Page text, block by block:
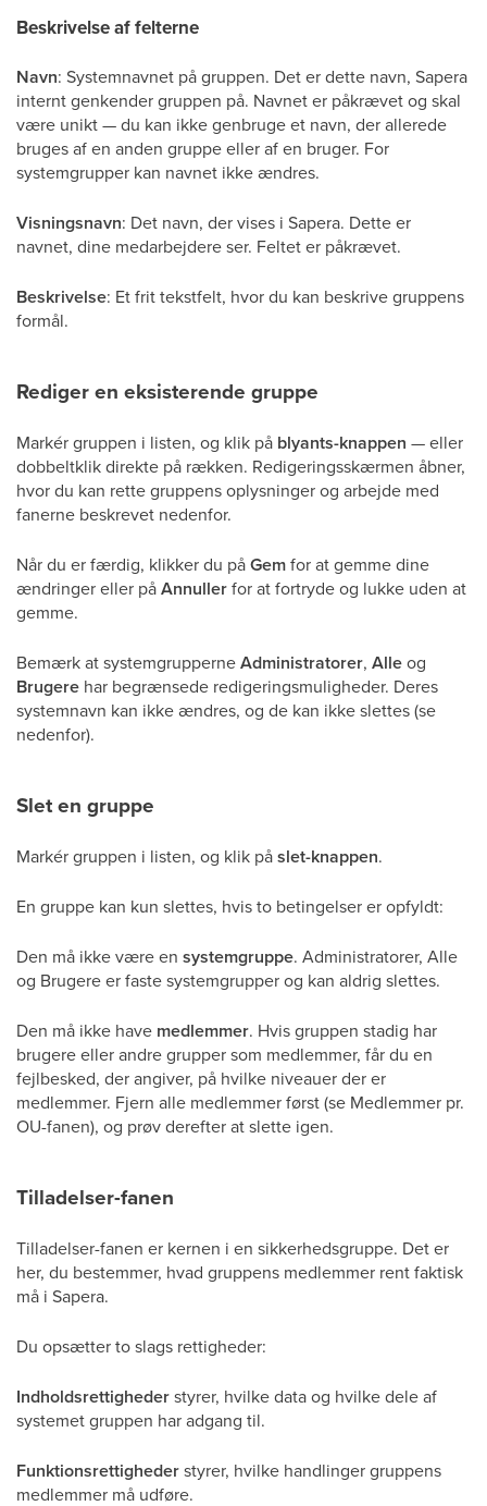
Beskrivelse af felterne
Navn: Systemnavnet på gruppen. Det er dette navn, Sapera
internt genkender gruppen på. Navnet er påkrævet og skal
være unikt — du kan ikke genbruge et navn, der allerede
bruges af en anden gruppe eller af en bruger. For
systemgrupper kan navnet ikke ændres.
Visningsnavn: Det navn, der vises i Sapera. Dette er
navnet, dine medarbejdere ser. Feltet er påkrævet.
Beskrivelse: Et frit tekstfelt, hvor du kan beskrive gruppens
formål.
Rediger en eksisterende gruppe
Markér gruppen i listen, og klik på blyants-knappen — eller
dobbeltklik direkte på rækken. Redigeringsskærmen åbner,
hvor du kan rette gruppens oplysninger og arbejde med
fanerne beskrevet nedenfor.
Når du er færdig, klikker du påGemfor at gemme dine
ændringer eller påAnnullerfor at fortryde og lukke uden at
gemme.
Bemærk at systemgrupperneAdministratorer, Alleog
Brugere har begrænsede redigeringsmuligheder. Deres
systemnavn kan ikke ændres, og de kan ikke slettes (se
nedenfor).
Slet en gruppe
Markér gruppen i listen, og klik påslet-knappen.
En gruppe kan kun slettes, hvis to betingelser er opfyldt:
Den må ikke være en systemgruppe. Administratorer, Alle
og Brugere er faste systemgrupper og kan aldrig slettes.
Den må ikke have medlemmer. Hvis gruppen stadig har
brugere eller andre grupper som medlemmer, får du en
fejlbesked, der angiver, på hvilke niveauer der er
medlemmer. Fjern alle medlemmer først (se Medlemmer pr.
OU-fanen), og prøv derefter at slette igen.
Tilladelser-fanen
Tilladelser-fanen er kernen i en sikkerhedsgruppe. Det er
her, du bestemmer, hvad gruppens medlemmer rent faktisk
må i Sapera.
Du opsætter to slags rettigheder:
Indholdsrettighederstyrer, hvilke data og hvilke dele af
systemet gruppen har adgang til.
Funktionsrettighederstyrer, hvilke handlinger gruppens
medlemmer må udføre.